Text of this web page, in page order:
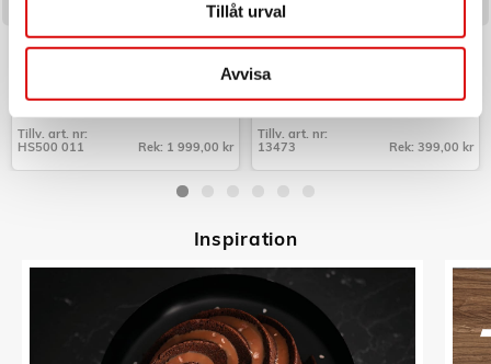
Tillåt urval
Avvisa
HOOVER
Textil & Fönster-rengöring HS5
Art nr:
HS500 011
Tillv. art. nr:
HS500 011
Rek: 1 999,00 kr
NEXA
Brandsläckare Linné 2kg 13A
Art nr:
13473
Tillv. art. nr:
13473
Rek: 399,00 kr
Inspiration